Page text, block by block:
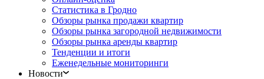
Статистика в Гродно
Обзоры рынка продажи квартир
Обзоры рынка загородной недвижимости
Обзоры рынка аренды квартир
Тенденции и итоги
Еженедельные мониторинги
Новости